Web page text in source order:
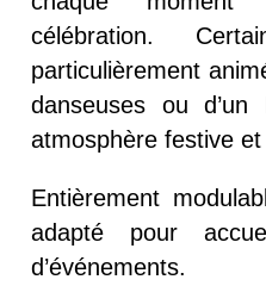
célébration.
particulièrement
danseuses ou
atmosphère festive et
Entièrement
adapté pour
d’événements.